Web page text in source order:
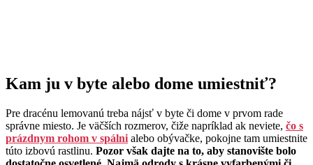
Kam ju v byte alebo dome umiestniť?
Pre dracénu lemovanú treba nájsť v byte či dome v prvom rade
správne miesto. Je väčších rozmerov, čiže napríklad ak neviete, čo s
prázdnym rohom v spálni alebo obývačke, pokojne tam umiestnite
túto izbovú rastlinu. Pozor však dajte na to, aby stanovište bolo